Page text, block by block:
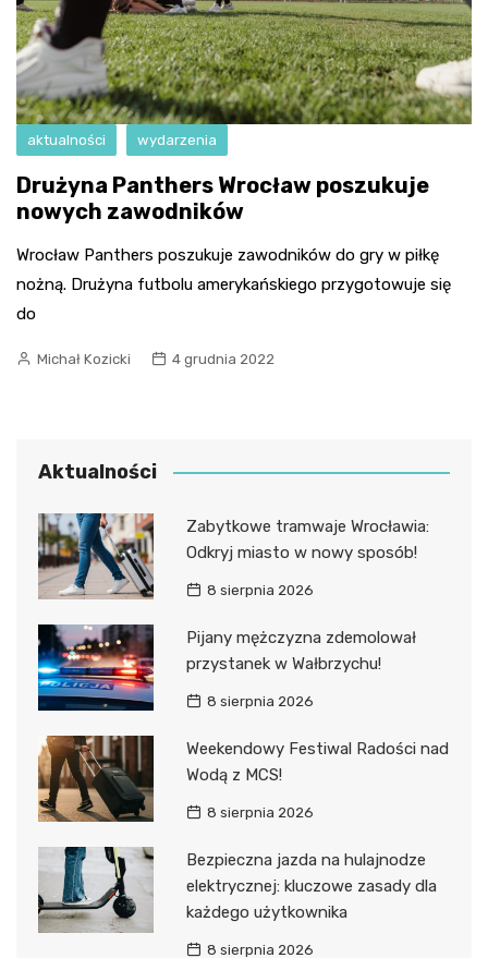
aktualności wydarzenia
Drużyna Panthers Wrocław poszukuje
nowych zawodników
Wrocław Panthers poszukuje zawodników do gry w piłkę
nożną. Drużyna futbolu amerykańskiego przygotowuje się
do
Michał Kozicki 4 grudnia 2022
Aktualności
Zabytkowe tramwaje Wrocławia:
Odkryj miasto w nowy sposób!
8 sierpnia 2026
Pijany mężczyzna zdemolował
przystanek w Wałbrzychu!
8 sierpnia 2026
Weekendowy Festiwal Radości nad
Wodą z MCS!
8 sierpnia 2026
Bezpieczna jazda na hulajnodze
elektrycznej: kluczowe zasady dla
każdego użytkownika
8 sierpnia 2026